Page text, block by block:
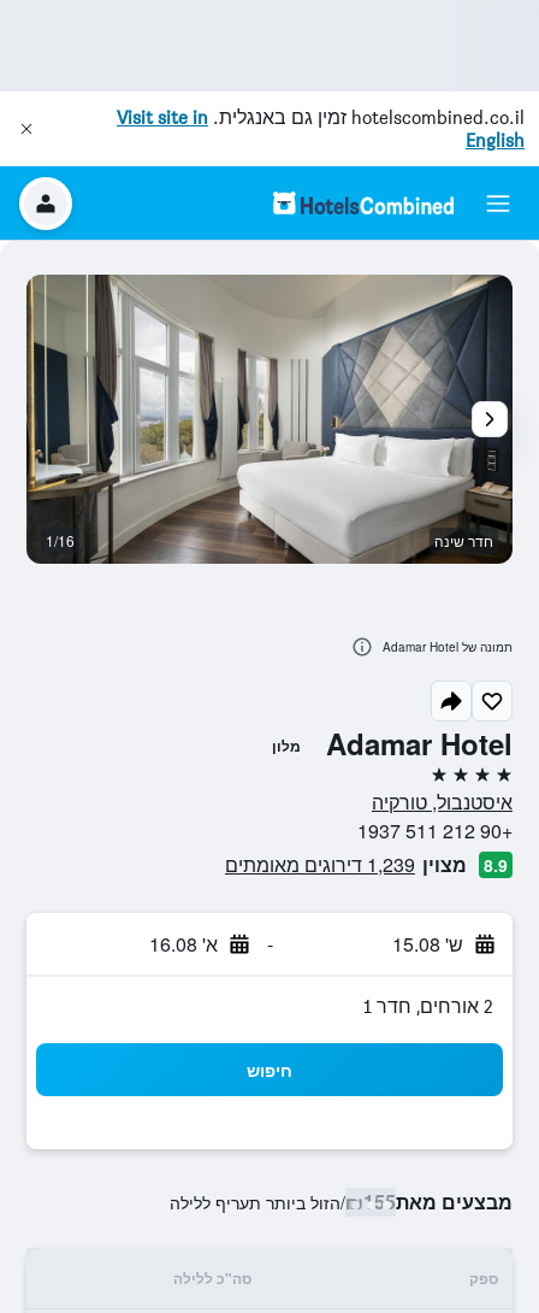
hotelscombined.co.il זמין גם באנגלית. Visit site in
English
Adamar Hotel מלון
4 כוכבים
איסטנבול, טורקיה
+90 212 511 1937
8.9 מצוין 1,239 דירוגים מאומתים
ש' 15.08 - א' 16.08
2 אורחים, חדר 1
חיפוש
מבצעים מאת₪155
/הזול ביותר תעריף ללילה
ספק סה"כ ללילה
חדר שינה 1/16
תמונה של Adamar Hotel